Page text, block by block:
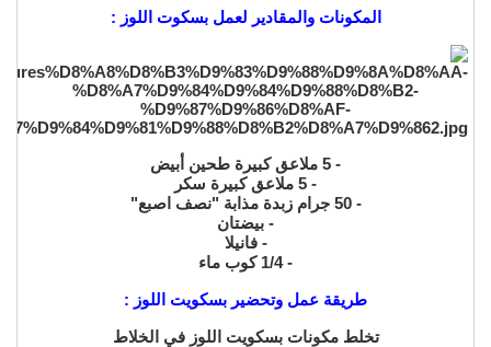
المكونات والمقادير لعمل بسكوت اللوز :
- 5 ملاعق كبيرة طحين أبيض
- 5 ملاعق كبيرة سكر
- 50 جرام زبدة مذابة "نصف اصبع"
- بيضتان
- فانيلا
- 1/4 كوب ماء
طريقة عمل وتحضير بسكويت اللوز :
تخلط مكونات بسكويت اللوز في الخلاط